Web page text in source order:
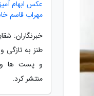
عکس ابهام
مهراب قاسم
خبرنگاران:
طنز به
و پست ها و
منتشر کرد.